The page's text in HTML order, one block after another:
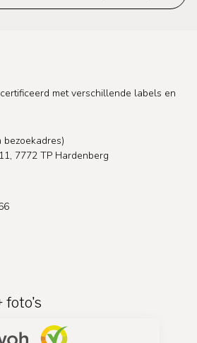
met verschillende labels en
7772 TP Hardenberg
foto's